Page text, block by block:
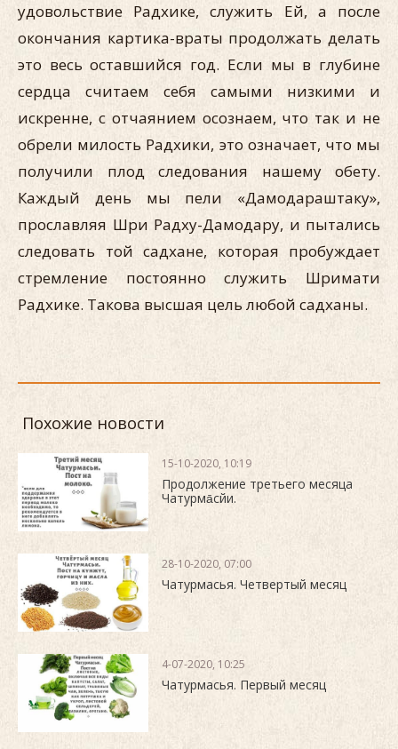
удовольствие Радхике, служить Ей, а после
окончания картика-враты продолжать делать
это весь оставшийся год. Если мы в глубине
сердца считаем себя самыми низкими и
искренне, с отчаянием осознаем, что так и не
обрели милость Радхики, это означает, что мы
получили плод следования нашему обету.
Каждый день мы пели «Дамодараштаку»,
прославляя Шри Радху-Дамодару, и пытались
следовать той садхане, которая пробуждает
стремление постоянно служить Шримати
Радхике. Такова высшая цель любой садханы.
Похожие новости
15-10-2020, 10:19
Продолжение третьего месяца
Чатурма̄сйи.
28-10-2020, 07:00
Чатурмасья. Четвертый месяц
4-07-2020, 10:25
Чатурмасья. Первый месяц